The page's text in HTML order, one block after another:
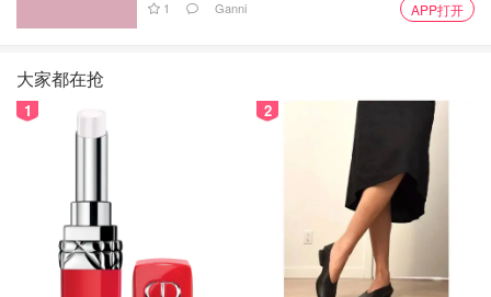
1 Ganni APP打开
大家都在抢
1 2